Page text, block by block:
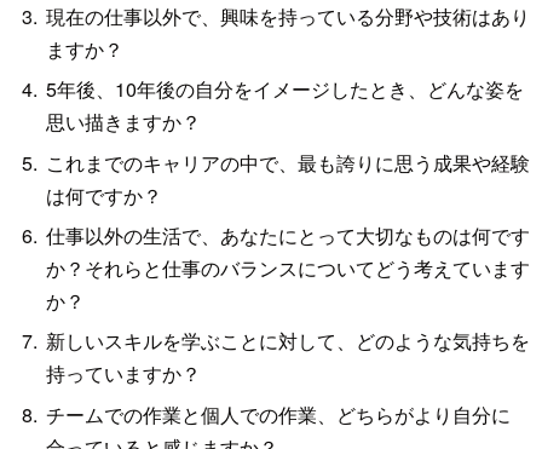
現在の仕事以外で、興味を持っている分野や技術はあり
ますか？
5年後、10年後の自分をイメージしたとき、どんな姿を
思い描きますか？
これまでのキャリアの中で、最も誇りに思う成果や経験
は何ですか？
仕事以外の生活で、あなたにとって大切なものは何です
か？それらと仕事のバランスについてどう考えています
か？
新しいスキルを学ぶことに対して、どのような気持ちを
持っていますか？
チームでの作業と個人での作業、どちらがより自分に